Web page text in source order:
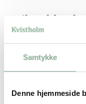
Samtykke
Denne hjemmeside
Tilmeld
Email Address*